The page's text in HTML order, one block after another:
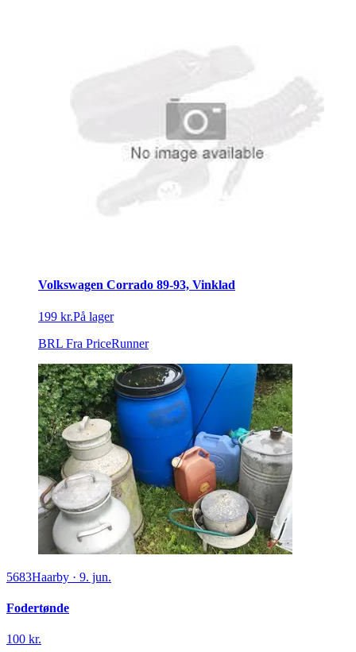
Volkswagen Corrado 89-93, Vinklad
199 kr.På lager
BRL Fra PriceRunner
5683Haarby · 9. jun.
Fodertønde
100 kr.